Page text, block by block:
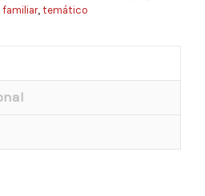
familiar, temático